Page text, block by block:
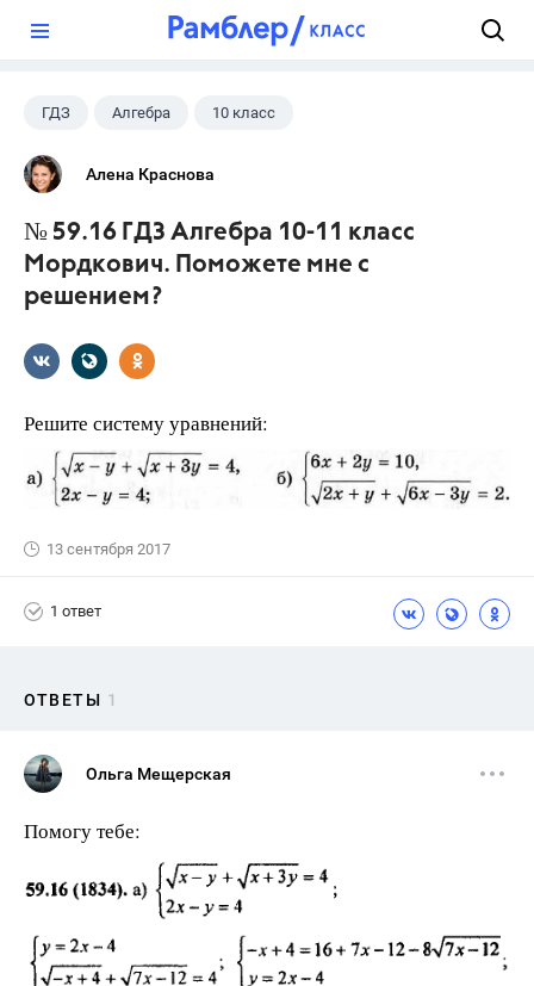
ГДЗ Алгебра 10 класс
11 класс
Алена Краснова
№ 59.16 ГДЗ Алгебра 10-11 класс
Мордкович. Поможете мне с
решением?
Решите систему уравнений:
13 сентября 2017
1 ответ
ОТВЕТЫ 1
Ольга Мещерская
Помогу тебе: